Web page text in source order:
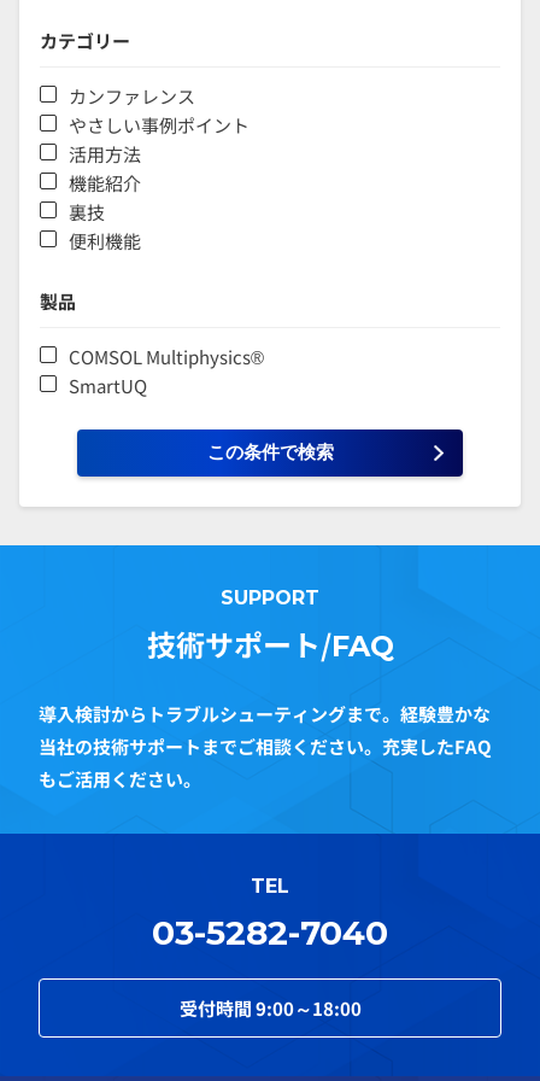
カテゴリー
カンファレンス
やさしい事例ポイント
活用方法
機能紹介
裏技
便利機能
製品
COMSOL Multiphysics®
SmartUQ
SUPPORT
技術サポート/FAQ
導入検討からトラブルシューティングまで。経験豊かな
当社の技術サポートまでご相談ください。充実したFAQ
もご活用ください。
TEL
03-5282-7040
受付時間9:00～18:00